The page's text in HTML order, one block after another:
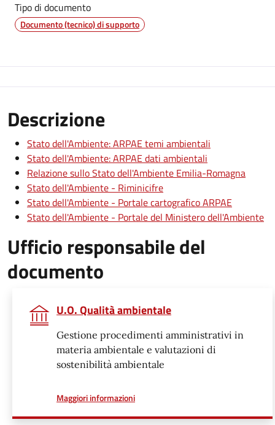
Tipo di documento
Documento (tecnico) di supporto
Descrizione
Stato dell'Ambiente: ARPAE temi ambientali
Stato dell'Ambiente: ARPAE dati ambientali
Relazione sullo Stato dell'Ambiente Emilia-Romagna
Stato dell'Ambiente - Riminicifre
Stato dell'Ambiente - Portale cartografico ARPAE
Stato dell'Ambiente - Portale del Ministero dell'Ambiente
Ufficio responsabile del
documento
U.O. Qualità ambientale
Gestione procedimenti amministrativi in
materia ambientale e valutazioni di
sostenibilità ambientale
Maggiori informazionia proposito di